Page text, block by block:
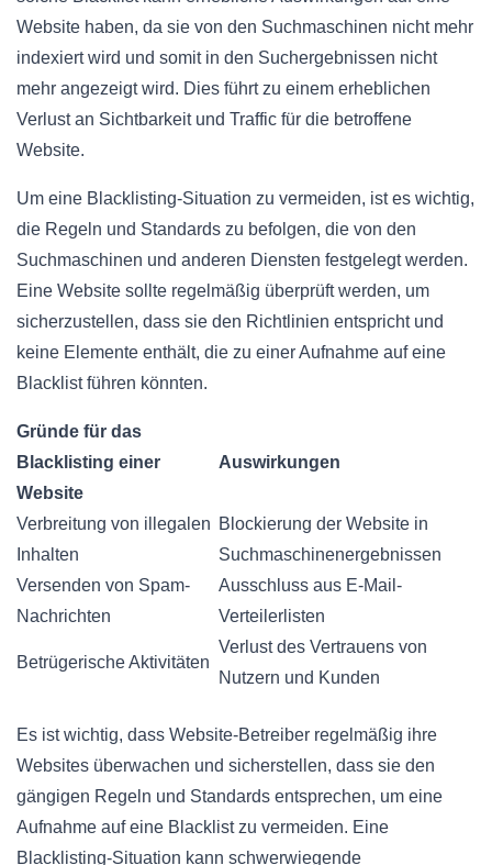
Website haben, da sie von den Suchmaschinen nicht mehr
indexiert wird und somit in den Suchergebnissen nicht
mehr angezeigt wird. Dies führt zu einem erheblichen
Verlust an Sichtbarkeit und Traffic für die betroffene
Website.
Um eine Blacklisting-Situation zu vermeiden, ist es wichtig,
die Regeln und Standards zu befolgen, die von den
Suchmaschinen und anderen Diensten festgelegt werden.
Eine Website sollte regelmäßig überprüft werden, um
sicherzustellen, dass sie den Richtlinien entspricht und
keine Elemente enthält, die zu einer Aufnahme auf eine
Blacklist führen könnten.
Gründe für das
Blacklisting einer
Website
Auswirkungen
Verbreitung von illegalen
Inhalten
Blockierung der Website in
Suchmaschinenergebnissen
Versenden von Spam-
Nachrichten
Ausschluss aus E-Mail-
Verteilerlisten
Betrügerische Aktivitäten
Verlust des Vertrauens von
Nutzern und Kunden
Es ist wichtig, dass Website-Betreiber regelmäßig ihre
Websites überwachen und sicherstellen, dass sie den
gängigen Regeln und Standards entsprechen, um eine
Aufnahme auf eine Blacklist zu vermeiden. Eine
Blacklisting-Situation kann schwerwiegende